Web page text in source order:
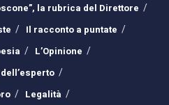
la rubrica del Direttore
Il racconto a puntate
L’Opinione
Legalità